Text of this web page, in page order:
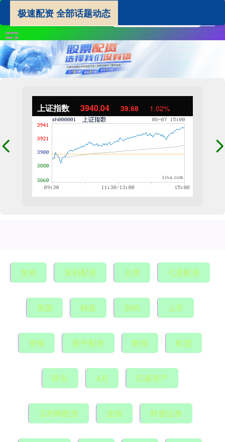
上证指数 3940.04 39.68 1.02%
极速配资 全部话题动态
发布 策利配资 主席 七星配资
美国 财政 加码 上市
宠物 股牛配资 数据 欧盟
联合 4月 亿盛资产
宝利阁配资 连续 财盛证券